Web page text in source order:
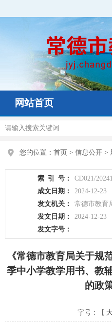
网站首页
您的位置： 首页 > 信息公开 >
索 引 号：
CD021/
成文日期：
2024-12-23
发文机关：
常德市教育
发文日期：
2024-12-23
发文字号：
《常德市教育局关于规
季中小学教学用书、教
的政
字号：【